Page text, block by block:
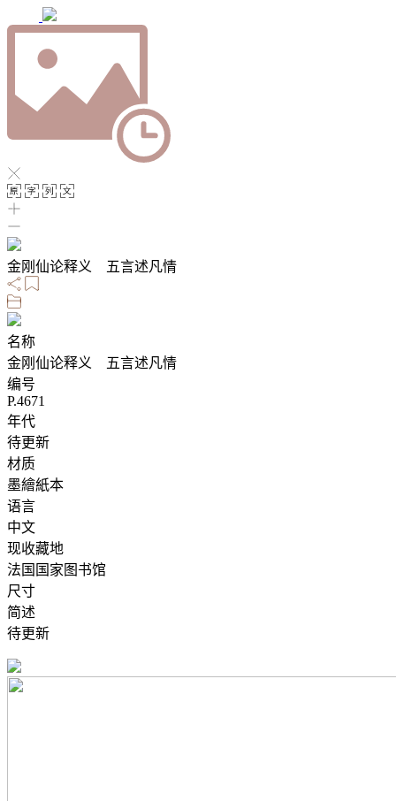
金刚仙论释义 五言述凡情
名称
金刚仙论释义 五言述凡情
编号
P.4671
年代
待更新
材质
墨繪紙本
语言
中文
现收藏地
法国国家图书馆
尺寸
简述
待更新